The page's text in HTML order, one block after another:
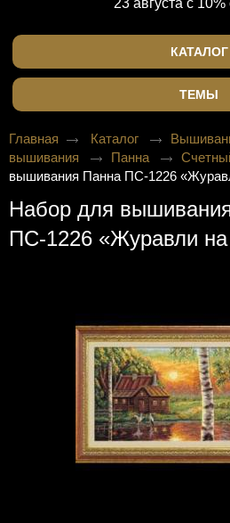
23 августа с 10%
КАТАЛОГ
ТЕМЫ
Главная Каталог
вышивания
Панна
вышивания Панна ПС-1226
Набор для
ПС-1226 «Журавли на